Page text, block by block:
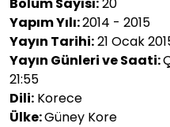
Yapım Yılı:2014 - 2015
Yayın Tarihi:21 Ocak
Yayın Günleri ve Saati:
21:55
Dili: Korece
Ülke:Güney Kore